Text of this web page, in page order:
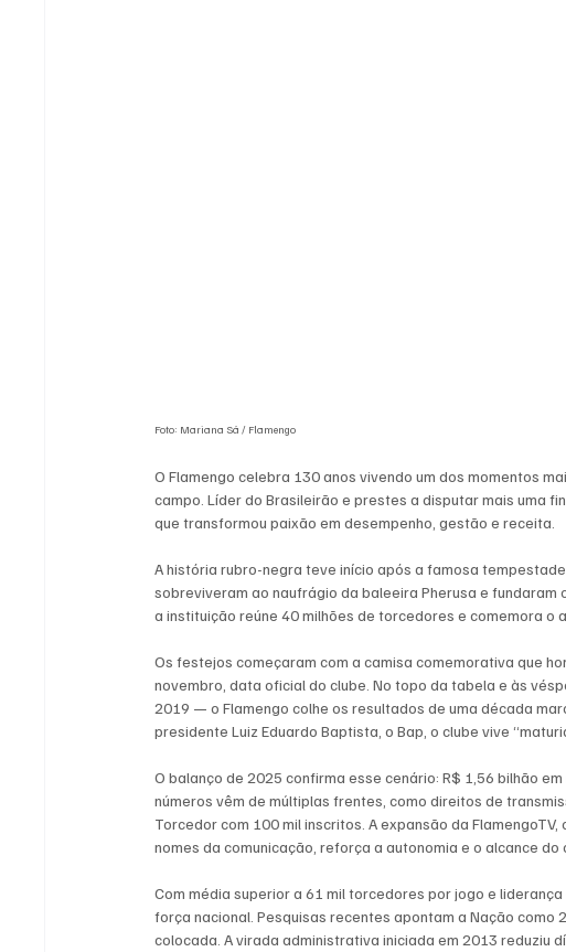
Foto: Mariana Sá / Flamengo
O Flamengo celebra 130 anos vivendo um dos momentos
campo. Líder do Brasileirão e prestes a disputar mais uma
que transformou paixão em desempenho, gestão e receita.
A história rubro-negra teve início após a famosa
sobreviveram ao naufrágio da baleeira Pherusa e fundaram
a instituição reúne 40 milhões de torcedores e comemora
Os festejos começaram com a camisa comemorativa que
novembro, data oficial do clube. No topo da tabela e às
2019 — o Flamengo colhe os resultados de uma década
presidente Luiz Eduardo Baptista, o Bap, o clube vive
O balanço de 2025 confirma esse cenário: R$ 1,56 bilhão
números vêm de múltiplas frentes, como direitos de
Torcedor com 100 mil inscritos. A expansão da
nomes da comunicação, reforça a autonomia e o alcance do
Com média superior a 61 mil torcedores por jogo e
força nacional. Pesquisas recentes apontam a Nação
colocada. A virada administrativa iniciada em 2013 reduziu